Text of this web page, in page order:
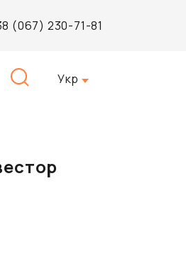
(067) 230-71-81
Укр